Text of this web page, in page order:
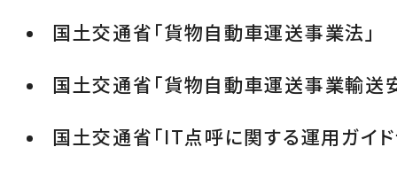
国土交通省「貨物自動車運送事業法」
国土交通省「貨物自動車運送事業輸送
国土交通省「IT点呼に関する運用ガイド